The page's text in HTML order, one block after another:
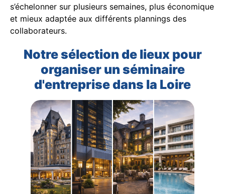
s’échelonner sur plusieurs semaines, plus économique
et mieux adaptée aux différents plannings des
collaborateurs.
Notre sélection de lieux pour
organiser un séminaire
d'entreprise dans la Loire